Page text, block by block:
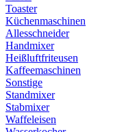
Toaster
Küchenmaschinen
Allesschneider
Handmixer
Heißluftfriteusen
Kaffeemaschinen
Sonstige
Standmixer
Stabmixer
Waffeleisen